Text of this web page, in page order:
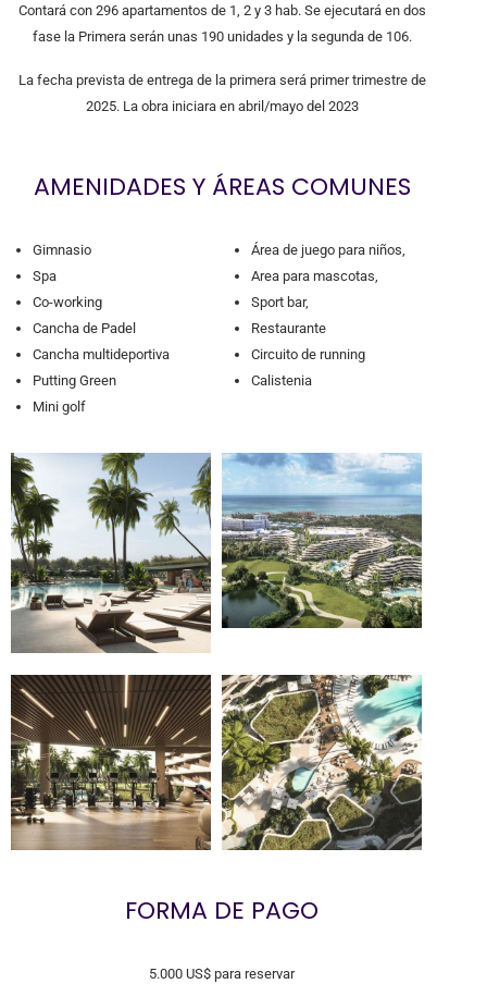
Contará con 296 apartamentos de 1, 2 y 3 hab. Se ejecutará en dos
fase la Primera serán unas 190 unidades y la segunda de 106.
La fecha prevista de entrega de la primera será primer trimestre de
2025. La obra iniciara en abril/mayo del 2023
AMENIDADES Y ÁREAS COMUNES
Gimnasio
Spa
Co-working
Cancha de Padel
Cancha multideportiva
Putting Green
Mini golf
Área de juego para niños,
Area para mascotas,
Sport bar,
Restaurante
Circuito de running
Calistenia
FORMA DE PAGO
5.000 US$ para reservar